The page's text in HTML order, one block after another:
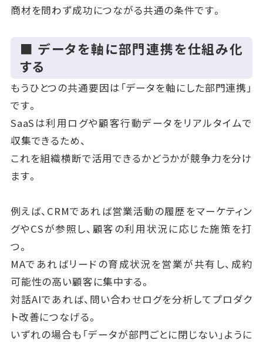
商材を問わず成功につながる共通の条件です。
■ データを軸に部門連携を仕組み化
する
もうひとつの共通要因は「データを軸にした部門連携」
です。
SaaSは利用ログや顧客行動データをリアルタイムで
収集できるため、
これを組織横断で活用できるかどうかが競争力を分け
ます。
例えば、CRMであれば営業活動の履歴をマーケティン
グやCSが参照し、顧客の利用状況に応じた施策を打
つ。
MAであればリードの育成状況を営業が共有し、成約
可能性の高い顧客に集中する。
対話AIであれば、問い合わせログを分析してプロダク
ト改善につなげる。
いずれの場合も「データが部門ごとに閉じない」ように